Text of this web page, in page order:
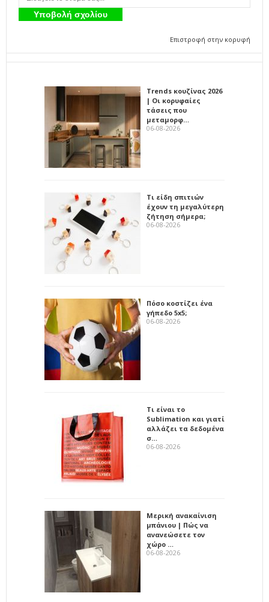
Επιστροφή στην κορυφή
Trends κουζίνας 2026
| Οι κορυφαίες
τάσεις που
μεταμορφ…
06-08-2026
Τι είδη σπιτιών
έχουν τη μεγαλύτερη
ζήτηση σήμερα;
06-08-2026
Πόσο κοστίζει ένα
γήπεδο 5x5;
06-08-2026
Τι είναι το
Sublimation και γιατί
αλλάζει τα δεδομένα
σ…
06-08-2026
Μερική ανακαίνιση
μπάνιου | Πώς να
ανανεώσετε τον
χώρο …
06-08-2026